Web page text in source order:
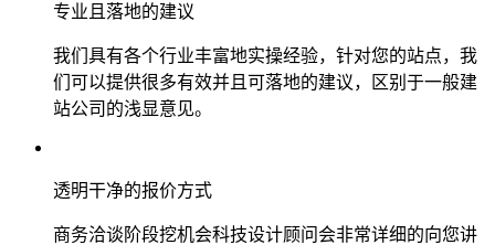
专业且落地的建议
我们具有各个行业丰富地实操经验，针对您的站点，我
们可以提供很多有效并且可落地的建议，区别于一般建
站公司的浅显意见。
透明干净的报价方式
商务洽谈阶段挖机会科技设计顾问会非常详细的向您讲